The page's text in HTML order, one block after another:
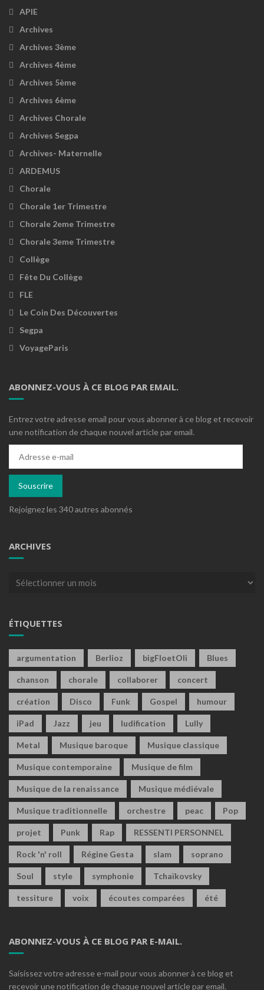
APIE
Archives
Archives 3ème
Archives 4ème
Archives 5ème
Archives 6ème
Archives Chorale
Archives Segpa
Archives- Maternelle
ARDEMUS
Chorale
Chorale 1er Trimestre
Chorale 2eme Trimestre
Chorale 3eme Trimestre
Collège
Fête Du Collège
FLE
Le Coin Des Découvertes
Segpa
VoyageParis
ABONNEZ-VOUS À CE BLOG PAR EMAIL.
Entrez votre adresse email pour vous abonner à ce blog et recevoir
une notification de chaque nouvel article par email.
mail
Souscrire
Rejoignez les 340 autres abonnés
ARCHIVES
Archives
ÉTIQUETTES
argumentation Berlioz bigFloetOli Blues
chanson chorale collaborer concert
création Disco Funk Gospel humour
iPad Jazz jeu ludification Lully
Metal Musique baroque Musique classique
Musique contemporaine Musique de film
Musique de la renaissance Musique médiévale
Musique traditionnelle orchestre peac Pop
projet Punk Rap RESSENTI PERSONNEL
Rock 'n' roll Régine Gesta slam soprano
Soul style symphonie Tchaïkovsky
tessiture voix écoutes comparées été
ABONNEZ-VOUS À CE BLOG PAR E-MAIL.
Saisissez votre adresse e-mail pour vous abonner à ce blog et
recevoir une notification de chaque nouvel article par email.